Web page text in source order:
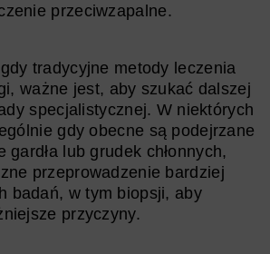
przeciwzapalne.
tradycyjne metody leczenia
ważne jest, aby szukać dalszej
specjalistycznej. W niektórych
gdy obecne są podejrzane
gardła lub grudek chłonnych,
przeprowadzenie bardziej
badań, w tym biopsji, aby
przyczyny.